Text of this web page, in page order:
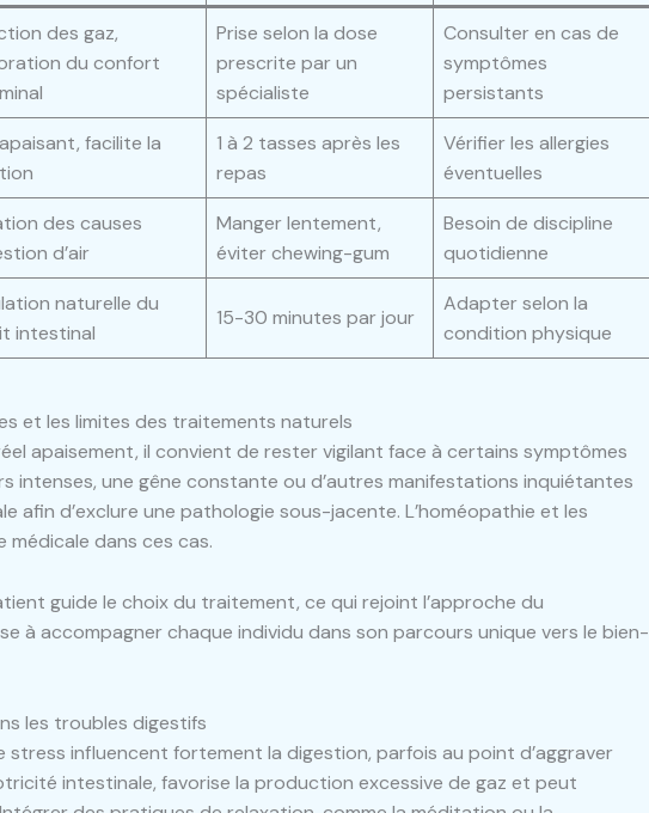
des gaz,
du confort
Prise selon la dose
prescrite par un
spécialiste
Consulter en cas de
symptômes
persistants
facilite la
1 à 2 tasses après les
repas
Vérifier les allergies
éventuelles
des causes
d’air
Manger lentement,
éviter chewing-gum
Besoin de discipline
quotidienne
naturelle du
intestinal
15-30 minutes par jour
Adapter selon la
condition physique
et les limites des traitements naturels
apaisement, il convient de rester vigilant face à certains symptômes
intenses, une gêne constante ou d’autres manifestations inquiétantes
afin d’exclure une pathologie sous-jacente. L’homéopathie et les
médicale dans ces cas.
guide le choix du traitement, ce qui rejoint l’approche du
à accompagner chaque individu dans son parcours unique vers le bien-
les troubles digestifs
influencent fortement la digestion, parfois au point d’aggraver
intestinale, favorise la production excessive de gaz et peut